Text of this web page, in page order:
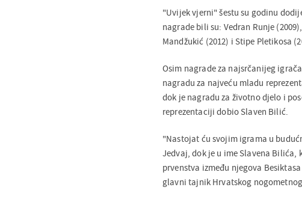
"Uvijek vjerni" šestu su godinu
nagrade bili su: Vedran Runje
Mandžukić (2012) i Stipe Pletikosa
Osim nagrade za najsrčanijeg
nagradu za najveću mladu
dok je nagradu za životno djelo i
reprezentaciji dobio Slaven Bilić.
"Nastojat ću svojim igrama u
Jedvaj, dok je u ime Slavena
prvenstva između njegova
glavni tajnik Hrvatskog